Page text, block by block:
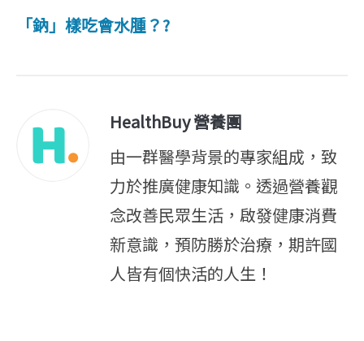
「鈉」樣吃會水腫？?
HealthBuy 營養團
由一群醫學背景的專家組成，致
力於推廣健康知識。透過營養觀
念改善民眾生活，啟發健康消費
新意識，預防勝於治療，期許國
人皆有個快活的人生！